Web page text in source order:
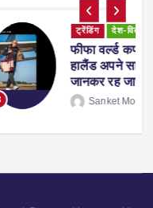
प्रदेश व्यापार स्पोर्ट्स
से लौटते समय एरलिंग
‘व्हिस्की रैकून’, वजह
July 14, 2026